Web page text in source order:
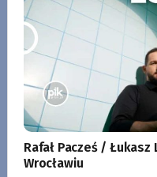
Rafał Pacześ /
Wrocławiu